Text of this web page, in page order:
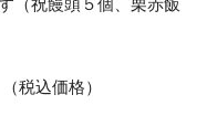
（祝饅頭５個、栗赤飯
税込価格）